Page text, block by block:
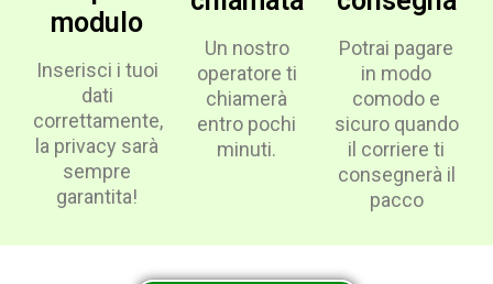
modulo
Inserisci i tuoi
dati
correttamente,
la privacy sarà
sempre
garantita!
Un nostro
operatore ti
chiamerà
entro pochi
minuti.
Potrai pagare
in modo
comodo e
sicuro quando
il corriere ti
consegnerà il
pacco